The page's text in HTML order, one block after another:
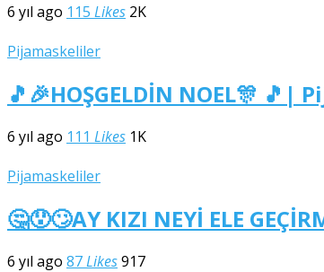
6 yıl ago 115 Likes 2K
Pijamaskeliler
🎵🎉HOŞGELDİN NOEL🎊
6 yıl ago 111 Likes 1K
Pijamaskeliler
🤔😯🙄AY KIZI NEYİ ELE
6 yıl ago 87Likes917